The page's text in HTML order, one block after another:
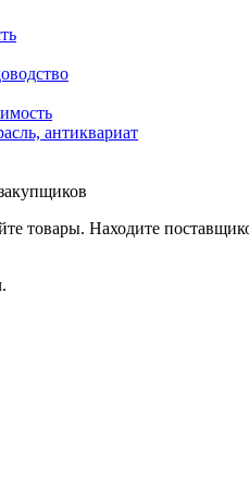
антиквариат
товары. Находите